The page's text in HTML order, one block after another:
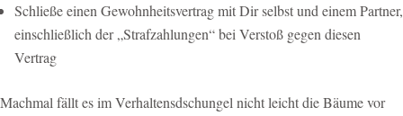
Schließe einen Gewohnheitsvertrag mit Dir selbst und einem Partner,
einschließlich der „Strafzahlungen“ bei Verstoß gegen diesen
Vertrag
Machmal fällt es im Verhaltensdschungel nicht leicht die Bäume vor